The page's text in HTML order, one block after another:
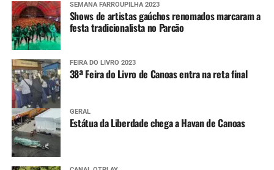
SEMANA FARROUPILHA 2023
Shows de artistas gaúchos renomados marcaram a
festa tradicionalista no Parcão
FEIRA DO LIVRO 2023
38ª Feira do Livro de Canoas entra na reta final
GERAL
Estátua da Liberdade chega a Havan de Canoas